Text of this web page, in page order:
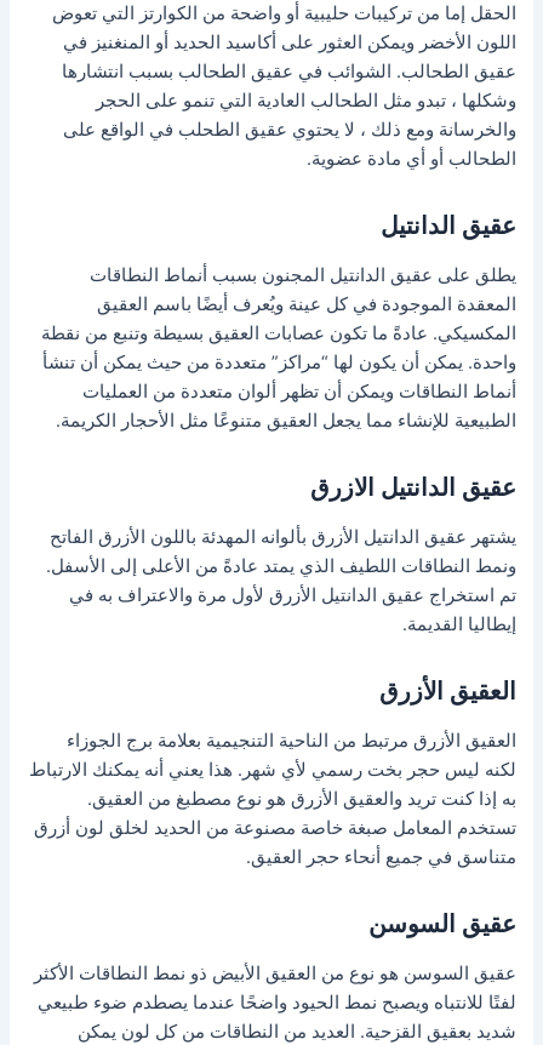
الحقل إما من تركيبات حليبية أو واضحة من الكوارتز التي تعوض
اللون الأخضر ويمكن العثور على أكاسيد الحديد أو المنغنيز في
عقيق الطحالب. الشوائب في عقيق الطحالب بسبب انتشارها
وشكلها ، تبدو مثل الطحالب العادية التي تنمو على الحجر
والخرسانة ومع ذلك ، لا يحتوي عقيق الطحلب في الواقع على
الطحالب أو أي مادة عضوية.
عقيق الدانتيل
يطلق على عقيق الدانتيل المجنون بسبب أنماط النطاقات
المعقدة الموجودة في كل عينة ويُعرف أيضًا باسم العقيق
المكسيكي. عادةً ما تكون عصابات العقيق بسيطة وتنبع من نقطة
واحدة. يمكن أن يكون لها “مراكز” متعددة من حيث يمكن أن تنشأ
أنماط النطاقات ويمكن أن تظهر ألوان متعددة من العمليات
الطبيعية للإنشاء مما يجعل العقيق متنوعًا مثل الأحجار الكريمة.
عقيق الدانتيل الازرق
يشتهر عقيق الدانتيل الأزرق بألوانه المهدئة باللون الأزرق الفاتح
ونمط النطاقات اللطيف الذي يمتد عادةً من الأعلى إلى الأسفل.
تم استخراج عقيق الدانتيل الأزرق لأول مرة والاعتراف به في
إيطاليا القديمة.
العقيق الأزرق
العقيق الأزرق مرتبط من الناحية التنجيمية بعلامة برج الجوزاء
لكنه ليس حجر بخت رسمي لأي شهر. هذا يعني أنه يمكنك الارتباط
به إذا كنت تريد والعقيق الأزرق هو نوع مصطبغ من العقيق.
تستخدم المعامل صبغة خاصة مصنوعة من الحديد لخلق لون أزرق
متناسق في جميع أنحاء حجر العقيق.
عقيق السوسن
عقيق السوسن هو نوع من العقيق الأبيض ذو نمط النطاقات الأكثر
لفتًا للانتباه ويصبح نمط الحيود واضحًا عندما يصطدم ضوء طبيعي
شديد بعقيق القزحية. العديد من النطاقات من كل لون يمكن